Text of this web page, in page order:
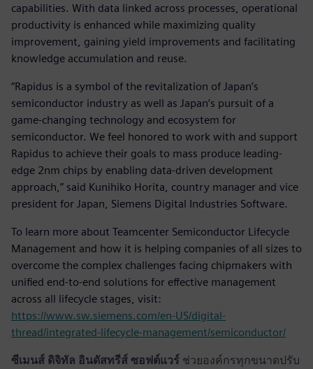
capabilities. With data linked across processes, operational
productivity is enhanced while maximizing quality
improvement, gaining yield improvements and facilitating
knowledge accumulation and reuse.
“Rapidus is a symbol of the revitalization of Japan’s
semiconductor industry as well as Japan’s pursuit of a
game-changing technology and ecosystem for
semiconductor. We feel honored to work with and support
Rapidus to achieve their goals to mass produce leading-
edge 2nm chips by enabling data-driven development
approach,” said Kunihiko Horita, country manager and vice
president for Japan, Siemens Digital Industries Software.
To learn more about Teamcenter Semiconductor Lifecycle
Management and how it is helping companies of all sizes to
overcome the complex challenges facing chipmakers with
unified end-to-end solutions for effective management
across all lifecycle stages, visit:
https://www.sw.siemens.com/en-US/digital-
thread/integrated-lifecycle-management/semiconductor/
ซีเมนส์ ดิจิทัล อินดัสทรีส์ ซอฟต์แวร์ ช่วยองค์กรทุกขนาดปรับ